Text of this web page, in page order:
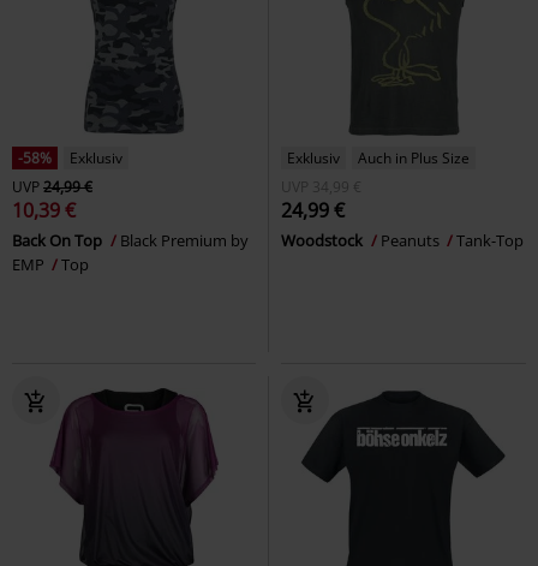
-58%
Exklusiv
UVP24,99 €
10,39 €
Back On Top
Black Premium by
EMP
Top
Exklusiv
Auch in Plus Size
UVP
34,99 €
24,99 €
Woodstock Peanuts Tank-Top